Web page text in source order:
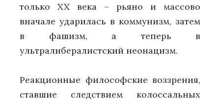
только XX века – рьяно и массово
вначале ударилась в коммунизм, затем
в фашизм, а теперь в
ультралибералистский неонацизм.
Реакционные философские воззрения,
ставшие следствием колоссальных